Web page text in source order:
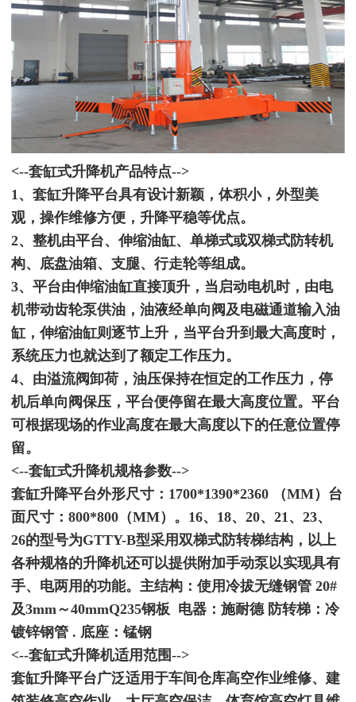
<--套缸式升降机产品特点-->
1、套缸升降平台具有设计新颖，体积小，外型美
观，操作维修方便，升降平稳等优点。
2、整机由平台、伸缩油缸、单梯式或双梯式防转机
构、底盘油箱、支腿、行走轮等组成。
3、平台由伸缩油缸直接顶升，当启动电机时，由电
机带动齿轮泵供油，油液经单向阀及电磁通道输入油
缸，伸缩油缸则逐节上升，当平台升到最大高度时，
系统压力也就达到了额定工作压力。
4、由溢流阀卸荷，油压保持在恒定的工作压力，停
机后单向阀保压，平台便停留在最大高度位置。平台
可根据现场的作业高度在最大高度以下的任意位置停
留。
<--套缸式升降机规格参数-->
套缸升降平台外形尺寸：1700*1390*2360 （MM）台
面尺寸：800*800（MM）。16、18、20、21、23、
26的型号为GTTY-B型采用双梯式防转梯结构，以上
各种规格的升降机还可以提供附加手动泵以实现具有
手、电两用的功能。主结构：使用冷拔无缝钢管 20#
及3mm～40mmQ235钢板 电器：施耐德 防转梯：冷
镀锌钢管 . 底座：锰钢
<--套缸式升降机适用范围-->
套缸升降平台广泛适用于车间仓库高空作业维修、建